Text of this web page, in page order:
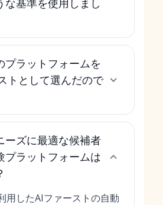
な基準を使用しまし
プラットフォームを
トとして選んだので
ーズに最適な候補者
プラットフォームは
用したAIファーストの自動